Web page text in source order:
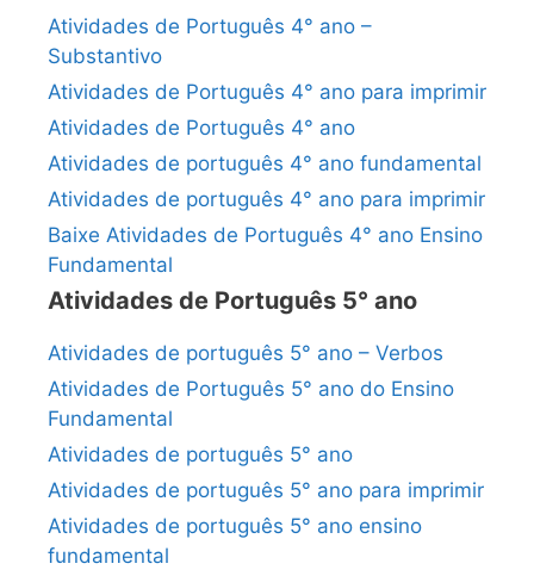
Atividades de Português 4° ano –
Substantivo
Atividades de Português 4° ano para imprimir
Atividades de Português 4° ano
Atividades de português 4° ano fundamental
Atividades de português 4° ano para imprimir
Baixe Atividades de Português 4° ano Ensino
Fundamental
Atividades de Português 5° ano
Atividades de português 5° ano – Verbos
Atividades de Português 5° ano do Ensino
Fundamental
Atividades de português 5° ano
Atividades de português 5° ano para imprimir
Atividades de português 5° ano ensino
fundamental